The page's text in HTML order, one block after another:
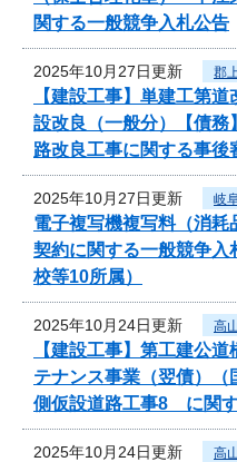
関する一般競争入札公告
2025年10月27日更新 郡
【建設工事】単建工第
設改良（一般分）【債
路改良工事に関する事
2025年10月27日更新 岐
電子複写機複写料（消
契約に関する一般競争入
校等10所属）
2025年10月24日更新 高
【建設工事】第工建公
テナンス事業（翌債）
側仮設道路工事8 に関
2025年10月24日更新 高